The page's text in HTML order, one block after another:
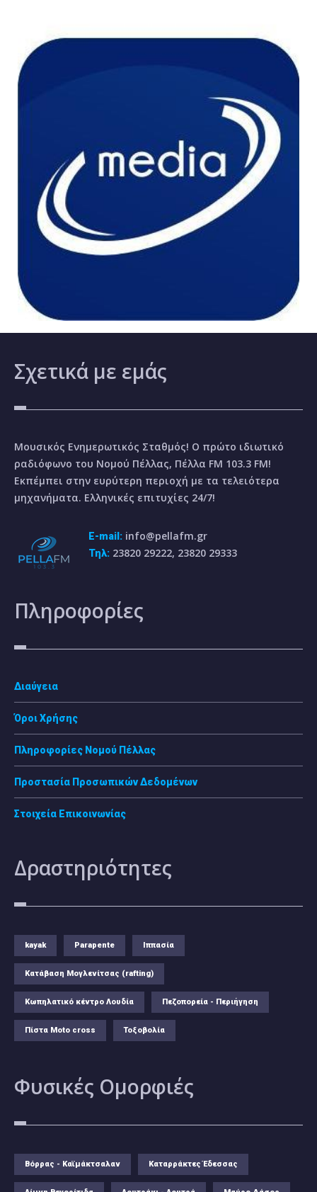
Σχετικά με εμάς
Μουσικός Ενημερωτικός Σταθμός! Ο πρώτο ιδιωτικό
ραδιόφωνο του Νομού Πέλλας, Πέλλα FM 103.3 FM!
Εκπέμπει στην ευρύτερη περιοχή με τα τελειότερα
μηχανήματα. Ελληνικές επιτυχίες 24/7!
E-mail: info@pellafm.gr
Τηλ: 23820 29222, 23820 29333
Πληροφορίες
Διαύγεια
Όροι Χρήσης
Πληροφορίες Νομού Πέλλας
Προστασία Προσωπικών Δεδομένων
Στοιχεία Επικοινωνίας
Δραστηριότητες
kayak Parapente Ιππασία
Κατάβαση Μογλενίτσας (rafting)
Κωπηλατικό κέντρο Λουδία Πεζοπορεία - Περιήγηση
Πίστα Moto cross Τοξοβολία
Φυσικές Ομορφιές
Βόρρας - Καϊμάκτσαλαν Καταρράκτες Έδεσσας